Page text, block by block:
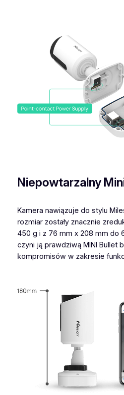
Niepowtarzalny
Kamera nawiązuje do stylu
rozmiar zostały znacznie
450 g i z 76 mm x 208 mm do
czyni ją prawdziwą MINI Bullet
kompromisów w zakresie